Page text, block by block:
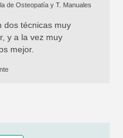
de Osteopatía y T. Manuales
dos técnicas muy
y a la vez muy
mejor.